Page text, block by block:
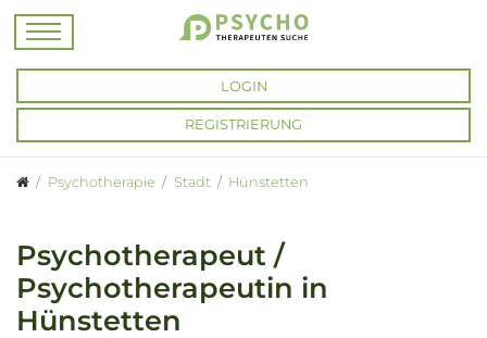
LOGIN
REGISTRIERUNG
Psychotherapie Stadt Hünstetten
Psychotherapeut /
Psychotherapeutin in
Hünstetten